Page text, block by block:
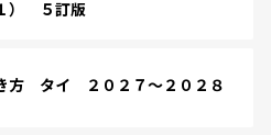
） ５訂版
方 タイ ２０２７～２０２８